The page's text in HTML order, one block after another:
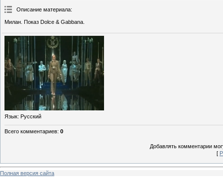
Описание материала:
Милан. Показ Dolce & Gabbana.
Язык: Русский
Всего комментариев: 0
Добавлять комментарии
[
Полная версия сайта